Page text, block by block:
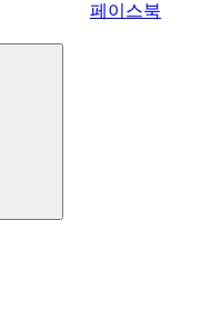
페이스북